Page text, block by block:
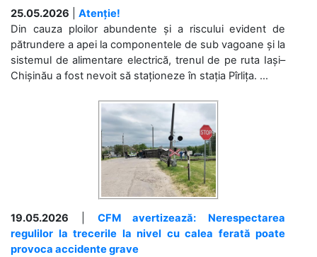
25.05.2026
Atenție!
Din cauza ploilor abundente și a riscului evident de
pătrundere a apei la componentele de sub vagoane și la
sistemul de alimentare electrică, trenul de pe ruta Iași–
Chișinău a fost nevoit să staționeze în stația Pîrlița. ...
19.05.2026
CFM avertizează: Nerespectarea
regulilor la trecerile la nivel cu calea ferată poate
provoca accidente grave